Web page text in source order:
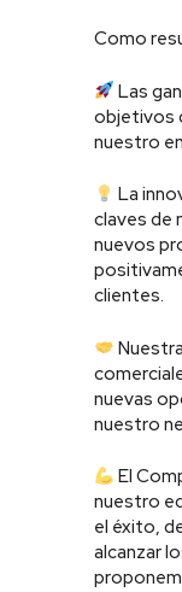
Como
Las
objetivos
nuestro
La
claves de
nuevos
clientes.
nuevas
nuestro
El
nuestro
el éxito,
alcanzar